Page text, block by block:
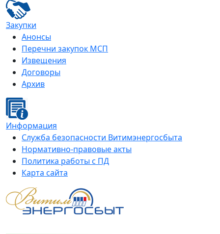
Закупки
Анонсы
Перечни закупок МСП
Извещения
Договоры
Архив
Информация
Служба безопасности Витимэнергосбыта
Нормативно-правовые акты
Политика работы с ПД
Карта сайта